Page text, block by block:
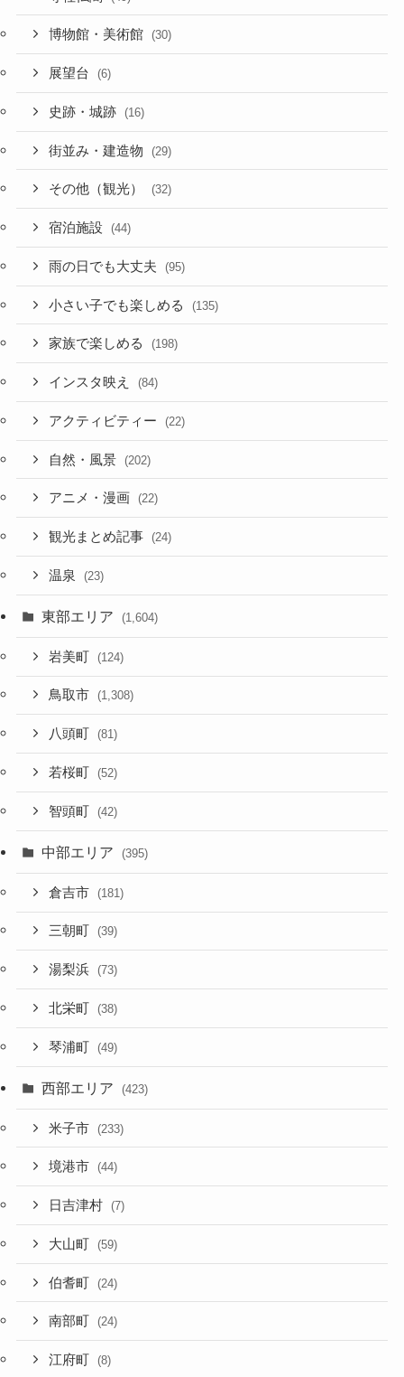
博物館・美術館 (30)
展望台 (6)
史跡・城跡 (16)
街並み・建造物 (29)
その他（観光） (32)
宿泊施設 (44)
雨の日でも大丈夫 (95)
小さい子でも楽しめる (135)
家族で楽しめる (198)
インスタ映え (84)
アクティビティー (22)
自然・風景 (202)
アニメ・漫画 (22)
観光まとめ記事 (24)
温泉 (23)
東部エリア (1,604)
岩美町 (124)
鳥取市 (1,308)
八頭町 (81)
若桜町 (52)
智頭町 (42)
中部エリア (395)
倉吉市 (181)
三朝町 (39)
湯梨浜 (73)
北栄町 (38)
琴浦町 (49)
西部エリア (423)
米子市 (233)
境港市 (44)
日吉津村 (7)
大山町 (59)
伯耆町 (24)
南部町 (24)
江府町 (8)